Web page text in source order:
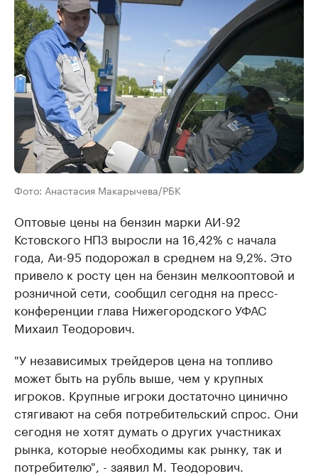
Фото: Анастасия Макарычева/РБК
Оптовые цены на бензин марки АИ-92
Кстовского НПЗ выросли на 16,42% с начала
года, Аи-95 подорожал в среднем на 9,2%. Это
привело к росту цен на бензин мелкооптовой и
розничной сети, сообщил сегодня на пресс-
конференции глава Нижегородского УФАС
Михаил Теодорович.
"У независимых трейдеров цена на топливо
может быть на рубль выше, чем у крупных
игроков. Крупные игроки достаточно цинично
стягивают на себя потребительский спрос. Они
сегодня не хотят думать о других участниках
рынка, которые необходимы как рынку, так и
потребителю", - заявил М. Теодорович.